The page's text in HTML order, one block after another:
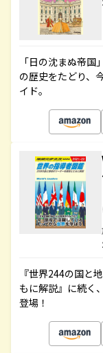
「日の沈まぬ帝
の歴史をたどり、
イド。
『世界244の国と
もに解説』に続く
登場！